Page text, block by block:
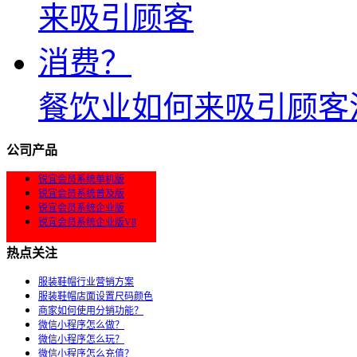
餐饮业如何来吸引顾
公司产品
锐宜会员系统单机版
锐宜会员系统普及版
锐宜会员系统企业版
锐宜会员系统企业版V8
热点关注
服装鞋帽行业营销方案
服装鞋帽店面设置尺码颜色
商家如何使用分销功能？
微信小程序怎么做？
微信小程序怎么玩？
微信小程序怎么充值？